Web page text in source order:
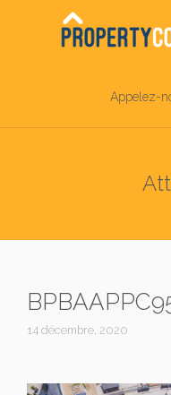
Appelez-
14 décembre, 2020